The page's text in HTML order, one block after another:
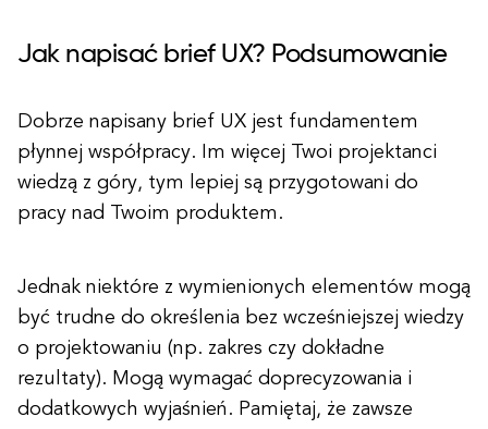
Jak napisać brief UX? Podsumowanie
Dobrze napisany brief UX jest fundamentem
płynnej współpracy. Im więcej Twoi projektanci
wiedzą z góry, tym lepiej są przygotowani do
pracy nad Twoim produktem.
Jednak niektóre z wymienionych elementów mogą
być trudne do określenia bez wcześniejszej wiedzy
o projektowaniu (np. zakres czy dokładne
rezultaty). Mogą wymagać doprecyzowania i
dodatkowych wyjaśnień. Pamiętaj, że zawsze